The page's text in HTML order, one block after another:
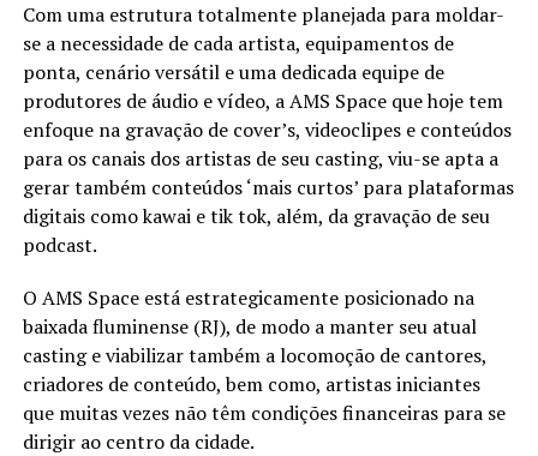
Com uma estrutura totalmente planejada para moldar-
se a necessidade de cada artista, equipamentos de
ponta, cenário versátil e uma dedicada equipe de
produtores de áudio e vídeo, a AMS Space que hoje tem
enfoque na gravação de cover’s, videoclipes e conteúdos
para os canais dos artistas de seu casting, viu-se apta a
gerar também conteúdos ‘mais curtos’ para plataformas
digitais como kawai e tik tok, além, da gravação de seu
podcast.
O AMS Space está estrategicamente posicionado na
baixada fluminense (RJ), de modo a manter seu atual
casting e viabilizar também a locomoção de cantores,
criadores de conteúdo, bem como, artistas iniciantes
que muitas vezes não têm condições financeiras para se
dirigir ao centro da cidade.